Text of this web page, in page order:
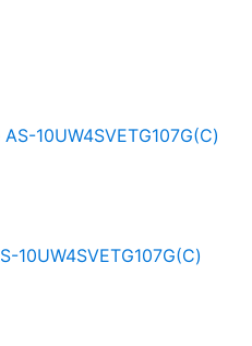
10UW4SVETG107G(С)